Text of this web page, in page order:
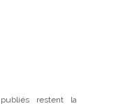
restent la